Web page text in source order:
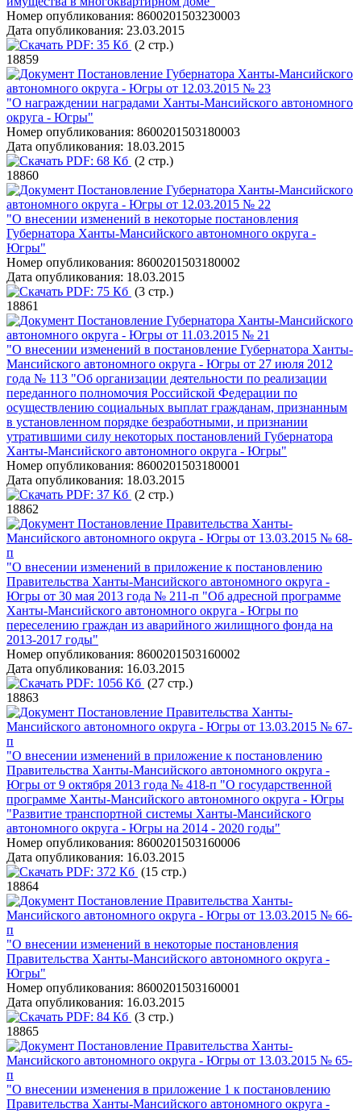
Номер опубликования: 8600201503230003
Дата опубликования: 23.03.2015
PDF: 35 Кб (2 стр.)
18859
Постановление Губернатора Ханты-Мансийского
автономного округа - Югры от 12.03.2015 № 23
"О награждении наградами Ханты-Мансийского автономного
округа - Югры"
Номер опубликования: 8600201503180003
Дата опубликования: 18.03.2015
PDF: 68 Кб (2 стр.)
18860
Постановление Губернатора Ханты-Мансийского
автономного округа - Югры от 12.03.2015 № 22
"О внесении изменений в некоторые постановления
Губернатора Ханты-Мансийского автономного округа -
Югры"
Номер опубликования: 8600201503180002
Дата опубликования: 18.03.2015
PDF: 75 Кб (3 стр.)
18861
Постановление Губернатора Ханты-Мансийского
автономного округа - Югры от 11.03.2015 № 21
"О внесении изменений в постановление Губернатора Ханты-
Мансийского автономного округа - Югры от 27 июля 2012
года № 113 "Об организации деятельности по реализации
переданного полномочия Российской Федерации по
осуществлению социальных выплат гражданам, признанным
в установленном порядке безработными, и признании
утратившими силу некоторых постановлений Губернатора
Ханты-Мансийского автономного округа - Югры"
Номер опубликования: 8600201503180001
Дата опубликования: 18.03.2015
PDF: 37 Кб (2 стр.)
18862
Постановление Правительства Ханты-
Мансийского автономного округа - Югры от 13.03.2015 № 68-
п
"О внесении изменений в приложение к постановлению
Правительства Ханты-Мансийского автономного округа -
Югры от 30 мая 2013 года № 211-п "Об адресной программе
Ханты-Мансийского автономного округа - Югры по
переселению граждан из аварийного жилищного фонда на
2013-2017 годы"
Номер опубликования: 8600201503160002
Дата опубликования: 16.03.2015
PDF: 1056 Кб (27 стр.)
18863
Постановление Правительства Ханты-
Мансийского автономного округа - Югры от 13.03.2015 № 67-
п
"О внесении изменений в приложение к постановлению
Правительства Ханты-Мансийского автономного округа -
Югры от 9 октября 2013 года № 418-п "О государственной
программе Ханты-Мансийского автономного округа - Югры
"Развитие транспортной системы Ханты-Мансийского
автономного округа - Югры на 2014 - 2020 годы"
Номер опубликования: 8600201503160006
Дата опубликования: 16.03.2015
PDF: 372 Кб (15 стр.)
18864
Постановление Правительства Ханты-
Мансийского автономного округа - Югры от 13.03.2015 № 66-
п
"О внесении изменений в некоторые постановления
Правительства Ханты-Мансийского автономного округа -
Югры"
Номер опубликования: 8600201503160001
Дата опубликования: 16.03.2015
PDF: 84 Кб (3 стр.)
18865
Постановление Правительства Ханты-
Мансийского автономного округа - Югры от 13.03.2015 № 65-
п
"О внесении изменения в приложение 1 к постановлению
Правительства Ханты-Мансийского автономного округа -